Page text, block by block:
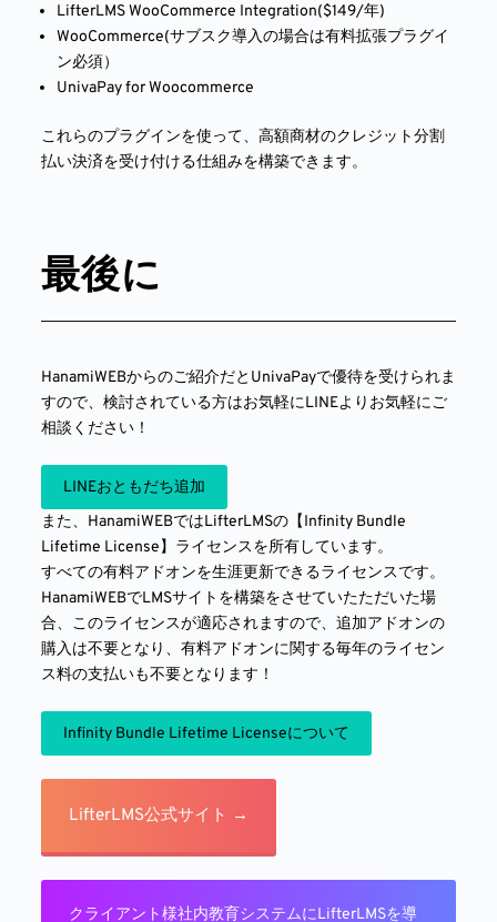
LifterLMS WooCommerce Integration($149/年)
WooCommerce(サブスク導入の場合は有料拡張プラグイ
ン必須）
UnivaPay for Woocommerce
これらのプラグインを使って、高額商材のクレジット分割
払い決済を受け付ける仕組みを構築できます。
最後に
HanamiWEBからのご紹介だとUnivaPayで優待を受けられま
すので、検討されている方はお気軽にLINEよりお気軽にご
相談ください！
LINEおともだち追加
また、HanamiWEBではLifterLMSの【Infinity Bundle
Lifetime License】ライセンスを所有しています。
すべての有料アドオンを生涯更新できるライセンスです。
HanamiWEBでLMSサイトを構築をさせていたただいた場
合、このライセンスが適応されますので、追加アドオンの
購入は不要となり、有料アドオンに関する毎年のライセン
ス料の支払いも不要となります！
Infinity Bundle Lifetime Licenseについて
LifterLMS公式サイト →
クライアント様社内教育システムにLifterLMSを導